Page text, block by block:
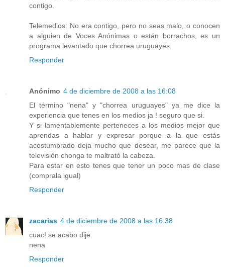
contigo.
Telemedios: No era contigo, pero no seas malo, o conocen
a alguien de Voces Anónimas o están borrachos, es un
programa levantado que chorrea uruguayes.
Responder
Anónimo 4 de diciembre de 2008 a las 16:08
El término "nena" y "chorrea uruguayes" ya me dice la
experiencia que tenes en los medios ja ! seguro que si.
Y si lamentablemente perteneces a los medios mejor que
aprendas a hablar y expresar porque a la que estás
acostumbrado deja mucho que desear, me parece que la
televisión chonga te maltrató la cabeza.
Para estar en esto tenes que tener un poco mas de clase
(comprala igual)
Responder
zacarias 4 de diciembre de 2008 a las 16:38
cuac! se acabo dije.
nena
Responder